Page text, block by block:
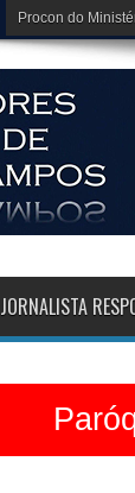
Dona Dirinha
JORNALISTA